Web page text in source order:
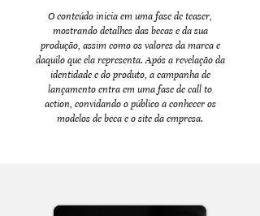
O conteúdo inicia em uma fase de teaser,
mostrando detalhes das becas e da sua
produção, assim como os valores da marca e
daquilo que ela representa. Após a revelação da
identidade e do produto, a campanha de
lançamento entra em uma fase de call to
action, convidando o público a conhecer os
modelos de beca e o site da empresa.